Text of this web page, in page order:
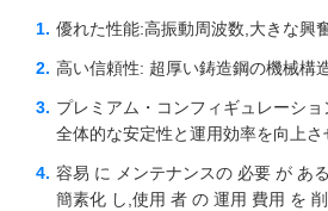
優れた性能:高振動周波数,大きな興
高い信頼性: 超厚い鋳造鋼の機械構
プレミアム・コンフィギュレーシ
全体的な安定性と運用効率を向上さ
容易 に メンテナンスの 必要 が あ
簡素化 し,使用 者 の 運用 費用 を